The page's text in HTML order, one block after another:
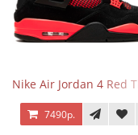
Nike Air Jordan 4 Red
7490р.